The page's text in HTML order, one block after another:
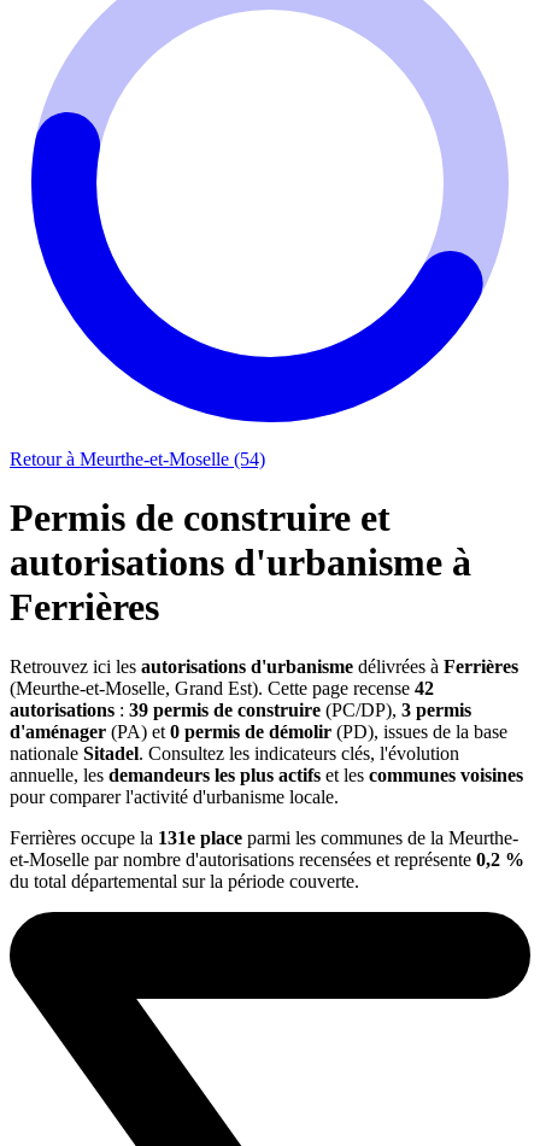
Retour à Meurthe-et-Moselle (54)
Permis de construire et
autorisations d'urbanisme à
Ferrières
Retrouvez ici les autorisations d'urbanisme délivrées à Ferrières
(Meurthe-et-Moselle, Grand Est). Cette page recense 42
autorisations : 39 permis de construire (PC/DP), 3 permis
d'aménager (PA) et 0 permis de démolir (PD), issues de la base
nationale Sitadel. Consultez les indicateurs clés, l'évolution
annuelle, les demandeurs les plus actifs et les communes voisines
pour comparer l'activité d'urbanisme locale.
Ferrières occupe la 131e place parmi les communes de la Meurthe-
et-Moselle par nombre d'autorisations recensées et représente 0,2 %
du total départemental sur la période couverte.